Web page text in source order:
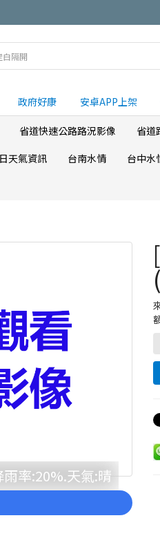
政府好康 安卓APP上架
省道快速公路路況影像 省道
天氣資訊 台南水情 台中水
率:20%.天氣:晴